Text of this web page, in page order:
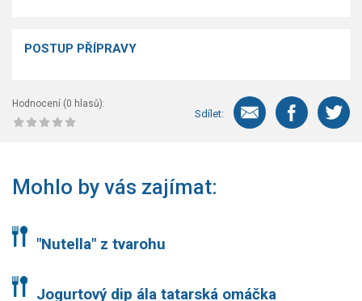
POSTUP PŘÍPRAVY
Hodnocení (0 hlasů):
Sdílet:
Mohlo by vás zajímat:
"Nutella" z tvarohu
Jogurtový dip ála tatarská omáčka